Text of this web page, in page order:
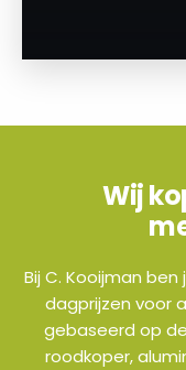
Wij
Bij C. Kooijman
dagprijzen voor
gebaseerd op
roodkoper,